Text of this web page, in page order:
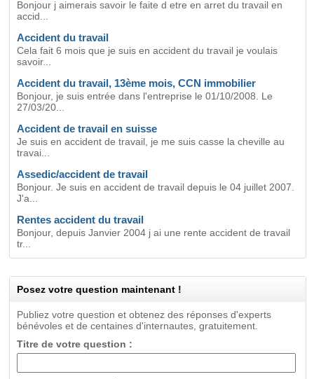
Bonjour j aimerais savoir le faite d etre en arret du travail en
accid...
Accident du travail
Cela fait 6 mois que je suis en accident du travail je voulais
savoir...
Accident du travail, 13ème mois, CCN immobilier
Bonjour, je suis entrée dans l'entreprise le 01/10/2008. Le
27/03/20...
Accident de travail en suisse
Je suis en accident de travail, je me suis casse la cheville au
travai...
Assedic/accident de travail
Bonjour. Je suis en accident de travail depuis le 04 juillet 2007.
J'a...
Rentes accident du travail
Bonjour, depuis Janvier 2004 j ai une rente accident de travail
tr...
Posez votre question maintenant !
Publiez votre question et obtenez des réponses d'experts
bénévoles et de centaines d'internautes, gratuitement.
Titre de votre question :